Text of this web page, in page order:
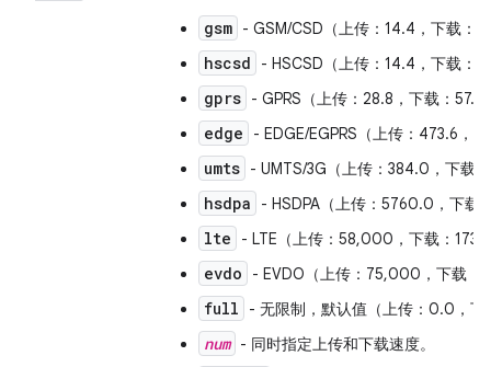
gsm - GSM/CSD（上传：14.4，下载：
hscsd - HSCSD（上传：14.4，下载：
gprs - GPRS（上传：28.8，下载：57.6
edge - EDGE/EGPRS（上传：473.6，
umts - UMTS/3G（上传：384.0，下载
hsdpa - HSDPA（上传：5760.0，下载
lte - LTE（上传：58,000，下载：
evdo - EVDO（上传：75,000，下载
full - 无限制，默认值（上传：0.0，
num - 同时指定上传和下载速度。